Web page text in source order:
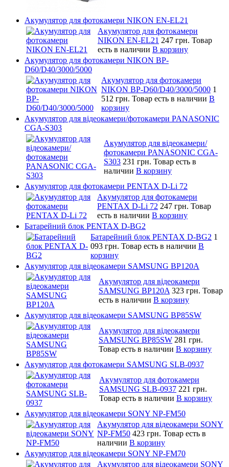
Акумулятор для фотокамери NIKON EN-EL21
Акумулятор для фотокамери
NIKON EN-EL21 247 грн. Товар
есть в наличии В корзину
Акумулятор для фотокамери NIKON BP-
D60/D40/3000/5000
Акумулятор для фотокамери
NIKON BP-D60/D40/3000/5000 1
512 грн. Товар есть в наличии В
корзину
Акумулятор для відеокамери/фотокамери PANASONIC
CGA-S303
Акумулятор для відеокамери/
фотокамери PANASONIC CGA-
S303 231 грн. Товар есть в
наличии В корзину
Акумулятор для фотокамери PENTAX D-Li 72
Акумулятор для фотокамери
PENTAX D-Li 72 247 грн. Товар
есть в наличии В корзину
Батарейний блок PENTAX D-BG2
Батарейний блок PENTAX D-BG2 1
093 грн. Товар есть в наличии В
корзину
Акумулятор для відеокамери SAMSUNG BP120A
Акумулятор для відеокамери
SAMSUNG BP120A 323 грн. Товар
есть в наличии В корзину
Акумулятор для відеокамери SAMSUNG BP85SW
Акумулятор для відеокамери
SAMSUNG BP85SW 281 грн.
Товар есть в наличии В корзину
Акумулятор для фотокамери SAMSUNG SLB-0937
Акумулятор для фотокамери
SAMSUNG SLB-0937 221 грн.
Товар есть в наличии В корзину
Акумулятор для відеокамери SONY NP-FM50
Акумулятор для відеокамери SONY
NP-FM50 423 грн. Товар есть в
наличии В корзину
Акумулятор для відеокамери SONY NP-FM70
Акумулятор для відеокамери SONY